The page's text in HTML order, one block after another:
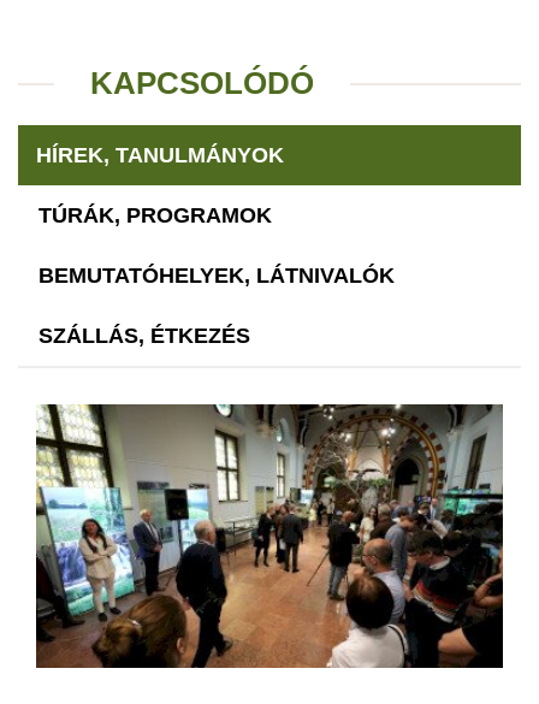
KAPCSOLÓDÓ
HÍREK, TANULMÁNYOK
TÚRÁK, PROGRAMOK
BEMUTATÓHELYEK, LÁTNIVALÓK
SZÁLLÁS, ÉTKEZÉS